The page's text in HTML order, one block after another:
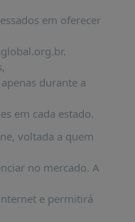
em oferecer
durante a
em cada estado.
voltada a quem
no mercado. A
e permitirá